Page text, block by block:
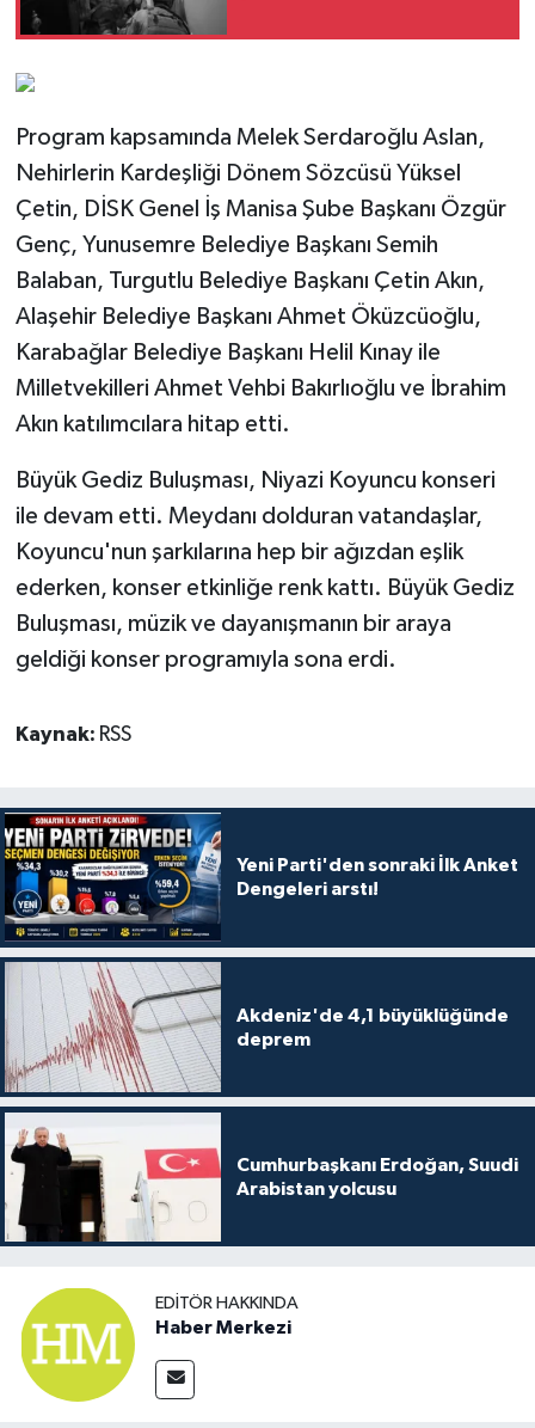
Program kapsamında Melek Serdaroğlu Aslan,
Nehirlerin Kardeşliği Dönem Sözcüsü Yüksel
Çetin, DİSK Genel İş Manisa Şube Başkanı Özgür
Genç, Yunusemre Belediye Başkanı Semih
Balaban, Turgutlu Belediye Başkanı Çetin Akın,
Alaşehir Belediye Başkanı Ahmet Öküzcüoğlu,
Karabağlar Belediye Başkanı Helil Kınay ile
Milletvekilleri Ahmet Vehbi Bakırlıoğlu ve İbrahim
Akın katılımcılara hitap etti.
Büyük Gediz Buluşması, Niyazi Koyuncu konseri
ile devam etti. Meydanı dolduran vatandaşlar,
Koyuncu'nun şarkılarına hep bir ağızdan eşlik
ederken, konser etkinliğe renk kattı. Büyük Gediz
Buluşması, müzik ve dayanışmanın bir araya
geldiği konser programıyla sona erdi.
Kaynak: RSS
Yeni Parti'den sonraki İlk Anket
Dengeleri arstı!
Akdeniz'de 4,1 büyüklüğünde
deprem
Cumhurbaşkanı Erdoğan, Suudi
Arabistan yolcusu
EDITÖR HAKKINDA
Haber Merkezi